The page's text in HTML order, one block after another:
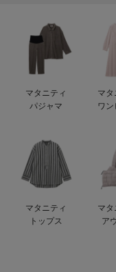
便利な育児家電
Gift Selection 出産祝い
保育園・入園準備特集
ファルスカ
デロンギ
マタニティ
パジャマ
マタ
ワン
マタニティ
トップス
マタ
ア